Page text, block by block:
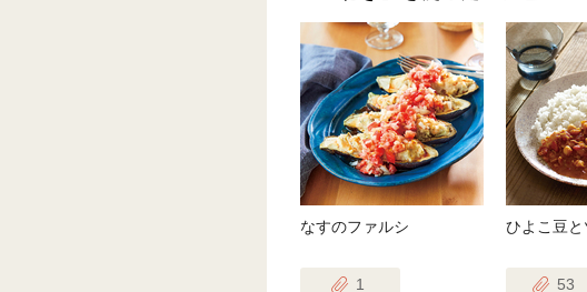
なすのファルシ
1
ひよこ豆
53